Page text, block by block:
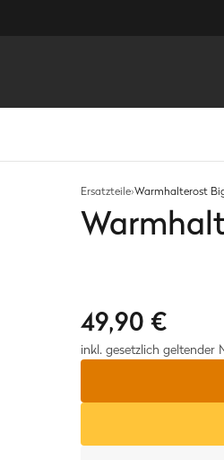
Ersatzteile›Warmhalterost
49,90 €
inkl. gesetzlich geltender